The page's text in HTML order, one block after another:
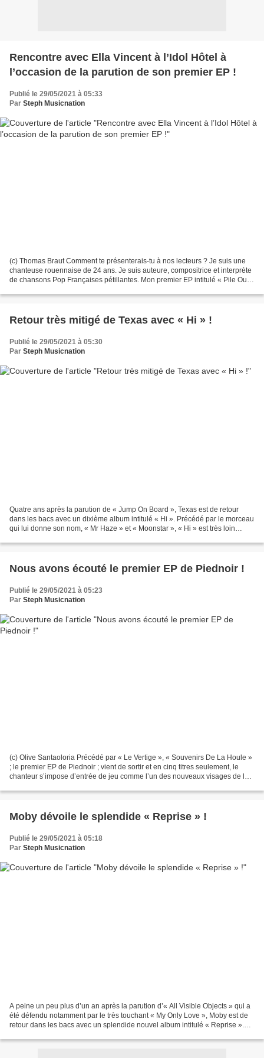
Rencontre avec Ella Vincent à l’Idol Hôtel à
l’occasion de la parution de son premier EP !
Publié le 29/05/2021 à 05:33
Par Steph Musicnation
(c) Thomas Braut Comment te présenterais-tu à nos lecteurs ? Je suis une
chanteuse rouennaise de 24 ans. Je suis auteure, compositrice et interprète
de chansons Pop Françaises pétillantes. Mon premier EP intitulé « Pile Ou
Retour très mitigé de Texas avec « Hi » !
Publié le 29/05/2021 à 05:30
Par Steph Musicnation
Quatre ans après la parution de « Jump On Board », Texas est de retour
dans les bacs avec un dixième album intitulé « Hi ». Précédé par le morceau
qui lui donne son nom, « Mr Haze » et « Moonstar », « Hi » est très loin
Nous avons écouté le premier EP de Piednoir !
Publié le 29/05/2021 à 05:23
Par Steph Musicnation
(c) Olive Santaoloria Précédé par « Le Vertige », « Souvenirs De La Houle »
; le premier EP de Piednoir ; vient de sortir et en cinq titres seulement, le
chanteur s’impose d’entrée de jeu comme l’un des nouveaux visages de la
Moby dévoile le splendide « Reprise » !
Publié le 29/05/2021 à 05:18
Par Steph Musicnation
A peine un peu plus d’un an après la parution d’« All Visible Objects » qui a
été défendu notamment par le très touchant « My Only Love », Moby est de
retour dans les bacs avec un splendide nouvel album intitulé « Reprise ».